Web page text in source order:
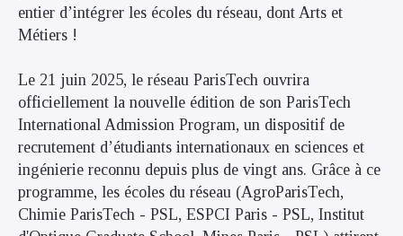
entier d’intégrer les écoles du réseau, dont Arts et
Métiers !
Le 21 juin 2025, le réseau ParisTech ouvrira
officiellement la nouvelle édition de son ParisTech
International Admission Program, un dispositif de
recrutement d’étudiants internationaux en sciences et
ingénierie reconnu depuis plus de vingt ans. Grâce à ce
programme, les écoles du réseau (AgroParisTech,
Chimie ParisTech - PSL, ESPCI Paris - PSL, Institut